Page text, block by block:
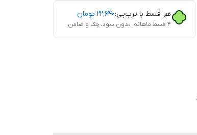
هر قسط با ترب‌پی:۲۲٬۶۴۰ تومان
۴ قسط ماهانه. بدون سود، چک و ضامن.